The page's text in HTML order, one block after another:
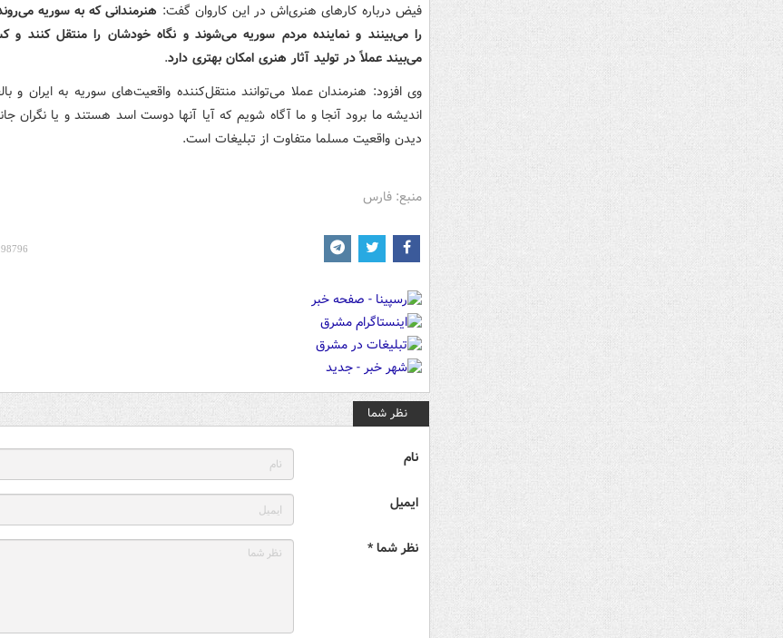
فیض درباره کارهای هنری‌اش در این کاروان گفت: هنرمندانی که به سوریه
را می‌بینند و نماینده مردم سوریه می‌شوند و نگاه خودشان را منتقل کنند و
می‌بیند عملاً در تولید آثار هنری امکان بهتری دارد.
وی افزود: هنرمندان عملا می‌توانند منتقل‌کننده واقعیت‌های سوریه به ایران و
اندیشه ما برود آنجا و ما آگاه شویم که آیا آنها دوست اسد هستند و یا نگران
دیدن واقعیت مسلما متفاوت از تبلیغات است.
منبع: فارس
نظر شما
نام
ایمیل
نظر شما *